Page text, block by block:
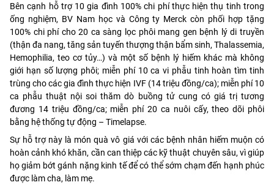
Bên cạnh hỗ trợ 10 gia đình 100% chi phí thực hiện thụ tinh trong
ống nghiệm, BV Nam học và Công ty Merck còn phối hợp tặng
100% chi phí cho 20 ca sàng lọc phôi mang gen bệnh lý di truyền
(thận đa nang, tăng sản tuyến thượng thận bẩm sinh, Thalassemia,
Hemophilia, teo cơ tủy…) và một số bệnh lý hiếm khác mà không
giới hạn số lượng phôi; miễn phí 10 ca vi phẫu tinh hoàn tìm tinh
trùng cho các gia đình thực hiện IVF (14 triệu đồng/ca); miễn phí 10
ca phẫu thuật nội soi thăm dò buồng tử cung có giá trị tương
đương 14 triệu đồng/ca; miễn phí 20 ca nuôi cấy, theo dõi phôi
bằng hệ thống tự động – Timelapse.
Sự hỗ trợ này là món quà vô giá với các bệnh nhân hiếm muộn có
hoàn cảnh khó khăn, cần can thiệp các kỹ thuật chuyên sâu, vì giúp
họ giảm bớt gánh nặng kinh tế để có thể sớm chạm đến hạnh phúc
được làm cha, làm mẹ.